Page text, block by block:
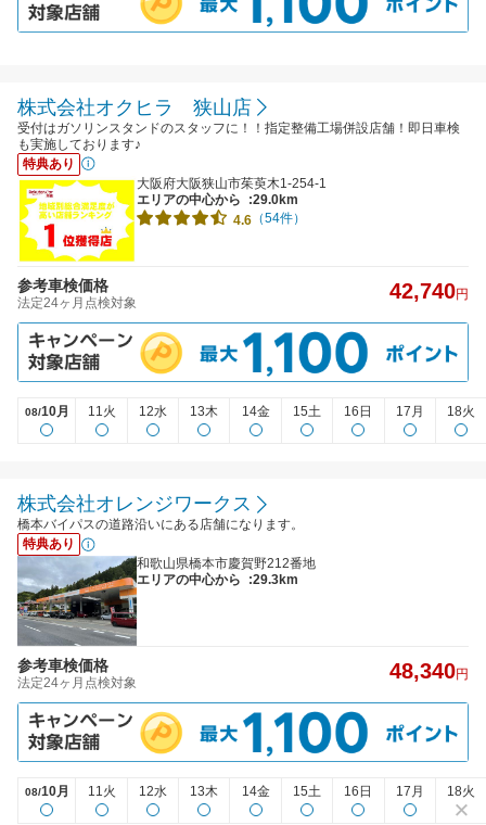
株式会社オクヒラ 狭山店
受付はガソリンスタンドのスタッフに！！指定整備工場併設店舗！即日車検
も実施しております♪
特典あり
大阪府大阪狭山市茱萸木1-254-1
エリアの中心から
:29.0km
4.6 （54件）
参考車検価格
法定24ヶ月点検対象 42,740円
08/10月 11火 12水 13木 14金 15土 16日 17月 18火
株式会社オレンジワークス
橋本バイパスの道路沿いにある店舗になります。
特典あり
和歌山県橋本市慶賀野212番地
エリアの中心から
:29.3km
参考車検価格
法定24ヶ月点検対象 48,340円
08/10月 11火 12水 13木 14金 15土 16日 17月 18火